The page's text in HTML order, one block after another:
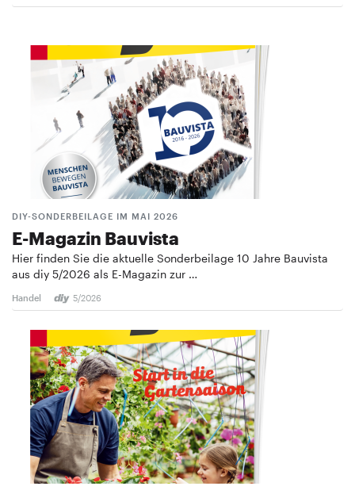
DIY-SONDERBEILAGE IM MAI 2026
E-Magazin Bauvista
Hier finden Sie die aktuelle Sonderbeilage 10 Jahre Bauvista
aus diy 5/2026 als E-Magazin zur …
Handel 5/2026